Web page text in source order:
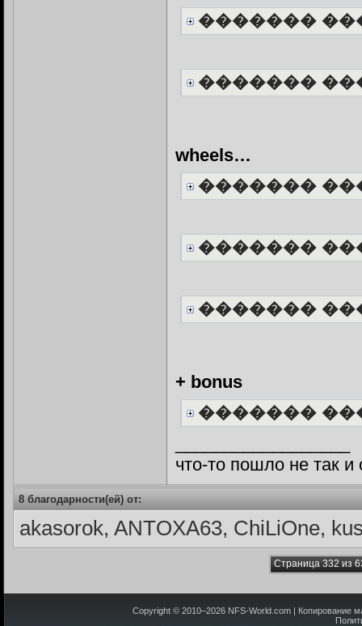
�������
�������
wheels…
�������
�������
�������
+ bonus
�������
что-то пошло не так
8 благодарности(ей) от:
akasorok, ANTOXA63, ChiLiOne,
Страница 332 из
Copyright © 2010–2026 NFS-World.com | Копирование